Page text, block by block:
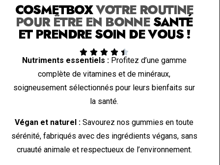
COSMETBOXVOTRE ROUTINE
POUR ÊTRE EN BONNESANTÉ
ET PRENDRE SOIN DE VOUS !
    
Nutriments essentiels :Profitez d’une gamme
complète de vitamines et de minéraux,
soigneusement sélectionnés pour leurs bienfaits sur
la santé.
Végan et naturel : Savourez nos gummies en toute
sérénité, fabriqués avec des ingrédients végans, sans
cruauté animale et respectueux de l’environnement.